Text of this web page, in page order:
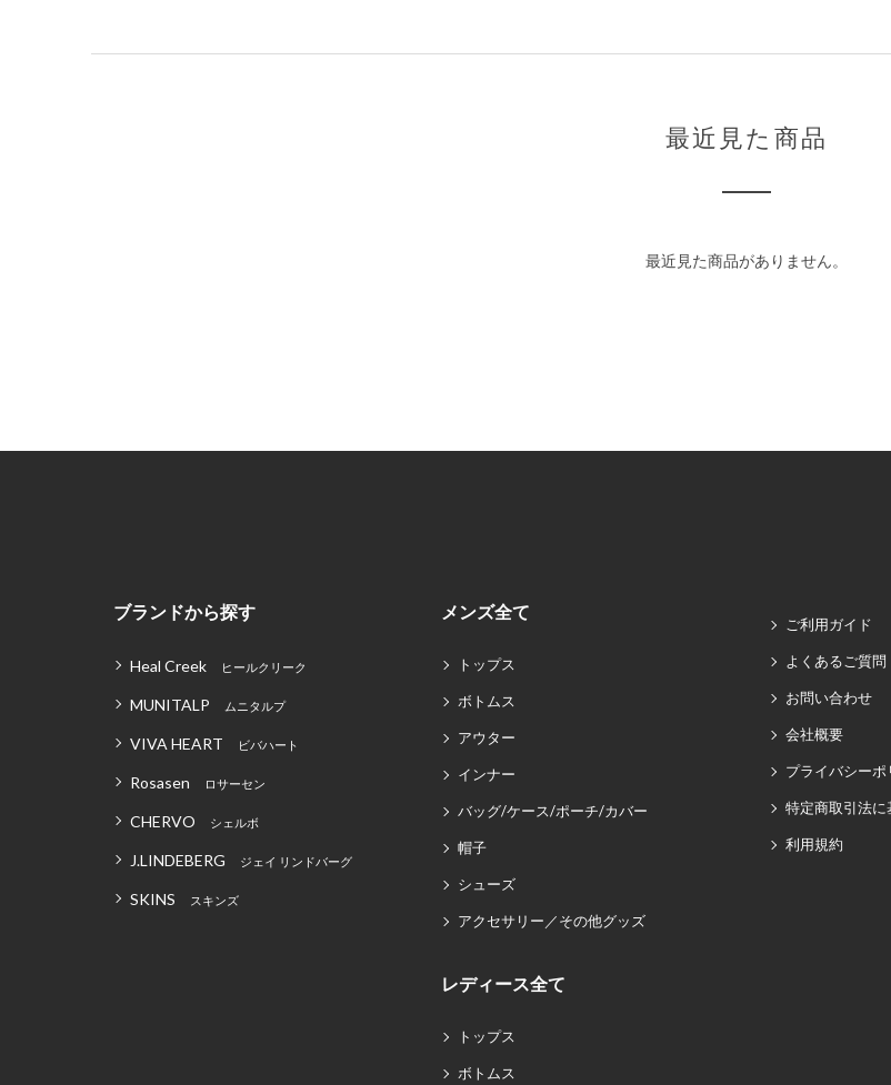
最近見た商品
最近見た商品がありません。
ブランドから探す
Heal Creek ヒールクリーク
MUNITALP ムニタルプ
VIVA HEART ビバハート
Rosasen ロサーセン
CHERVO シェルボ
J.LINDEBERG ジェイ リンドバーグ
SKINS スキンズ
メンズ全て
トップス
ボトムス
アウター
インナー
バッグ/ケース/ポーチ/カバー
帽子
シューズ
アクセサリー／その他グッズ
レディース全て
トップス
ボトムス
ご利用ガイド
よくあるご質問
お問い合わせ
会社概要
プライバシーポ
特定商取引法に
利用規約